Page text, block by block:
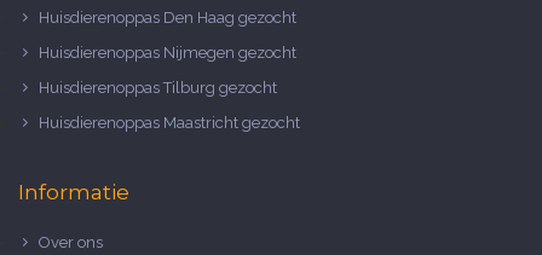
Huisdierenoppas Den Haag gezocht
Huisdierenoppas Nijmegen gezocht
Huisdierenoppas Tilburg gezocht
Huisdierenoppas Maastricht gezocht
Informatie
Over ons